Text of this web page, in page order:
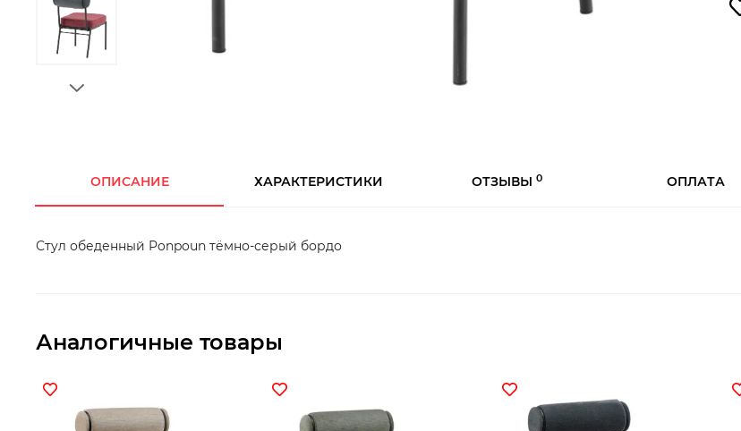
ОПИСАНИЕ ХАРАКТЕРИСТИКИ ОТЗЫВЫ0 ОПЛАТА
Стул обеденный Ponpoun тёмно-серый бордо
Аналогичные товары